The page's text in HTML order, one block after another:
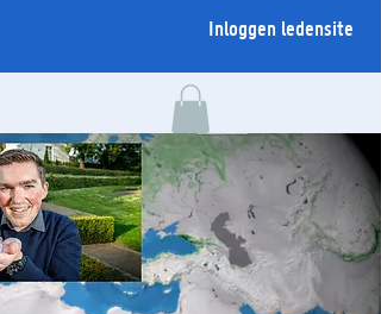
Inloggen ledensite